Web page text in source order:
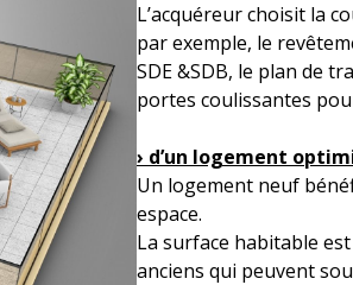
L’acquéreur choisit la
par exemple, le
SDE &SDB, le plan de
portes coulissantes
› d’un logement
Un logement neuf
espace.
La surface habitable
anciens qui peuvent